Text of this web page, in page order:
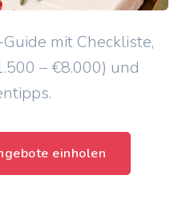
mit Checkliste,
– €8.000) und
einholen